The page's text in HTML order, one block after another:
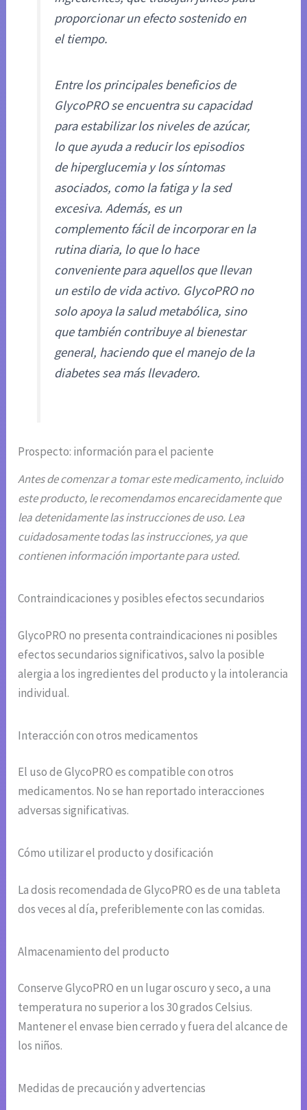
proporcionar un efecto sostenido en
el tiempo.
Entre los principales beneficios de
GlycoPRO se encuentra su capacidad
para estabilizar los niveles de azúcar,
lo que ayuda a reducir los episodios
de hiperglucemia y los síntomas
asociados, como la fatiga y la sed
excesiva. Además, es un
complemento fácil de incorporar en la
rutina diaria, lo que lo hace
conveniente para aquellos que llevan
un estilo de vida activo. GlycoPRO no
solo apoya la salud metabólica, sino
que también contribuye al bienestar
general, haciendo que el manejo de la
diabetes sea más llevadero.
Prospecto: información para el paciente
Antes de comenzar a tomar este medicamento, incluido
este producto, le recomendamos encarecidamente que
lea detenidamente las instrucciones de uso. Lea
cuidadosamente todas las instrucciones, ya que
contienen información importante para usted.
Contraindicaciones y posibles efectos secundarios
GlycoPRO no presenta contraindicaciones ni posibles
efectos secundarios significativos, salvo la posible
alergia a los ingredientes del producto y la intolerancia
individual.
Interacción con otros medicamentos
El uso de GlycoPRO es compatible con otros
medicamentos. No se han reportado interacciones
adversas significativas.
Cómo utilizar el producto y dosificación
La dosis recomendada de GlycoPRO es de una tableta
dos veces al día, preferiblemente con las comidas.
Almacenamiento del producto
Conserve GlycoPRO en un lugar oscuro y seco, a una
temperatura no superior a los 30 grados Celsius.
Mantener el envase bien cerrado y fuera del alcance de
los niños.
Medidas de precaución y advertencias